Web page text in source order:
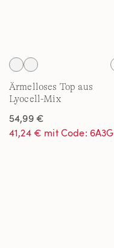
Ärmelloses Top aus
Lyocell-Mix
54,99 €
41,24 € mit Code: 6A3G